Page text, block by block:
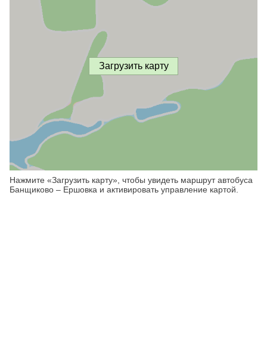
Загрузить карту
Нажмите «Загрузить карту», чтобы увидеть маршрут автобуса
Банщиково – Ершовка и активировать управление картой.